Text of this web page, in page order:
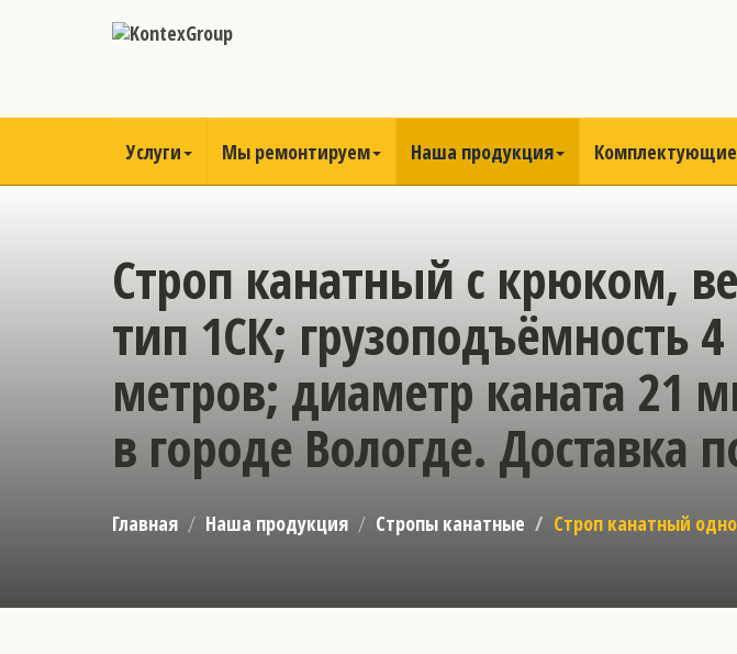
Услуги Мы ремонтируем Наша продукция Комплектующие
Строп канатный с крюком,
тип 1СК; грузоподъёмность
метров; диаметр каната 21
в городе Вологде. Доставка
Главная Наша продукция Стропы канатные Строп канатный